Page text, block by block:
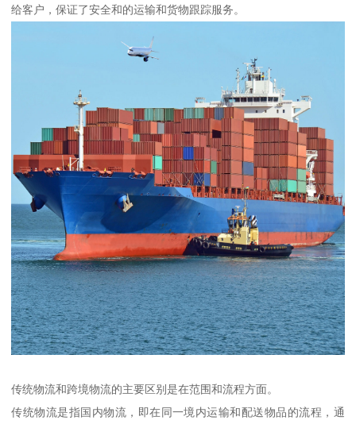
给客户，保证了安全和的运输和货物跟踪服务。
传统物流和跨境物流的主要区别是在范围和流程方面。
传统物流是指国内物流，即在同一境内运输和配送物品的流程，通